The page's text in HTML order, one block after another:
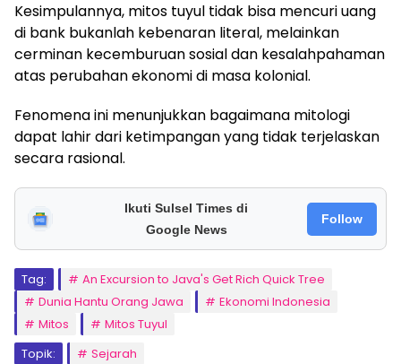
Kesimpulannya, mitos tuyul tidak bisa mencuri uang
di bank bukanlah kebenaran literal, melainkan
cerminan kecemburuan sosial dan kesalahpahaman
atas perubahan ekonomi di masa kolonial.
Fenomena ini menunjukkan bagaimana mitologi
dapat lahir dari ketimpangan yang tidak terjelaskan
secara rasional.
Ikuti Sulsel Times di
Google News
Follow
Tag:
An Excursion to Java's Get Rich Quick Tree
Dunia Hantu Orang Jawa
Ekonomi Indonesia
Mitos
Mitos Tuyul
Topik:
Sejarah